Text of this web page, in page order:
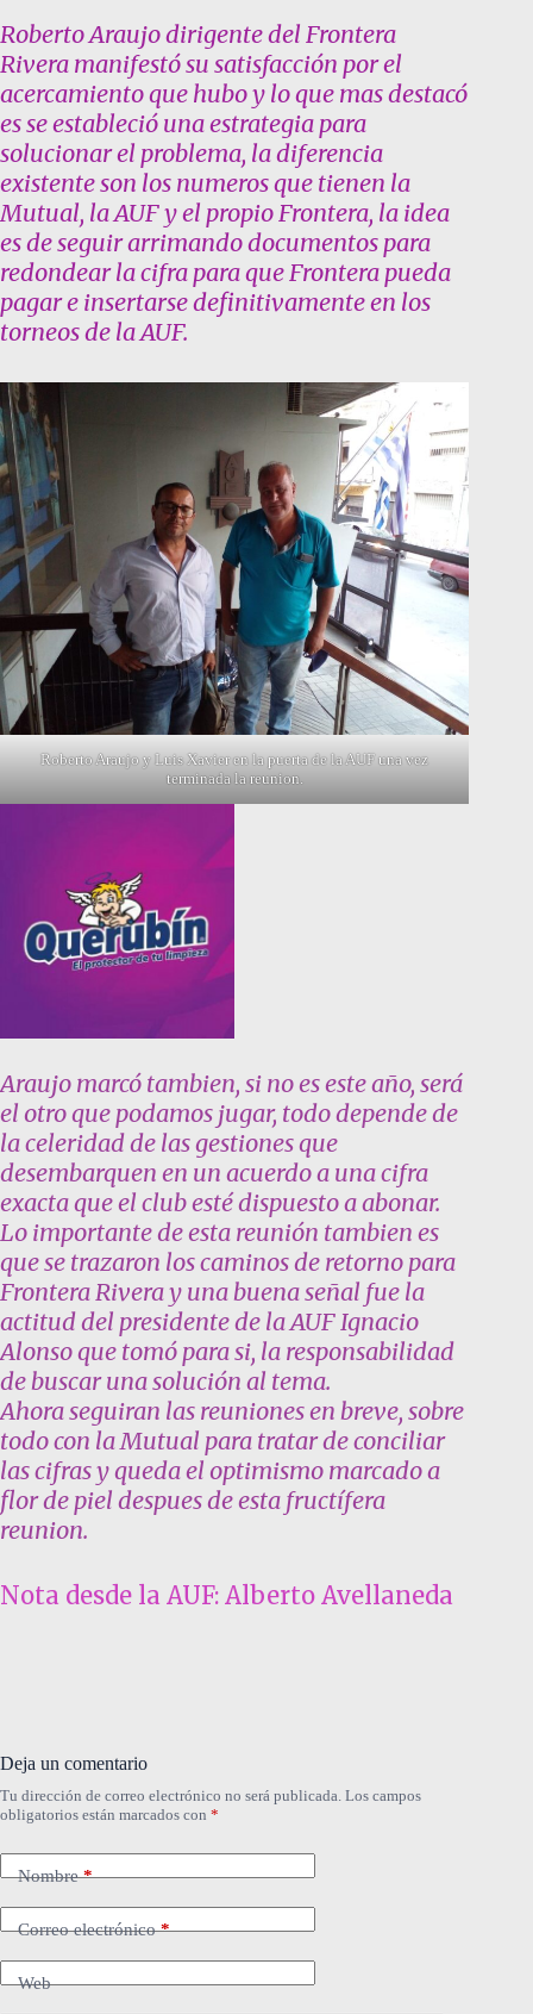
Roberto Araujo dirigente del Frontera
Rivera manifestó su satisfacción por el
acercamiento que hubo y lo que mas destacó
es se estableció una estrategia para
solucionar el problema, la diferencia
existente son los numeros que tienen la
Mutual, la AUF y el propio Frontera, la idea
es de seguir arrimando documentos para
redondear la cifra para que Frontera pueda
pagar e insertarse definitivamente en los
torneos de la AUF.
Roberto Araujo y Luis Xavier en la puerta de la AUF una vez
terminada la reunion.
Araujo marcó tambien, si no es este año, será
el otro que podamos jugar, todo depende de
la celeridad de las gestiones que
desembarquen en un acuerdo a una cifra
exacta que el club esté dispuesto a abonar.
Lo importante de esta reunión tambien es
que se trazaron los caminos de retorno para
Frontera Rivera y una buena señal fue la
actitud del presidente de la AUF Ignacio
Alonso que tomó para si, la responsabilidad
de buscar una solución al tema.
Ahora seguiran las reuniones en breve, sobre
todo con la Mutual para tratar de conciliar
las cifras y queda el optimismo marcado a
flor de piel despues de esta fructífera
reunion.
Nota desde la AUF: Alberto Avellaneda
Deja un comentario
Tu dirección de correo electrónico no será publicada. Los campos
obligatorios están marcados con *
Nombre*
Correo electrónico*
Web